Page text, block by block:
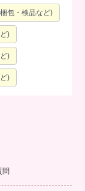
包・検品など)
)
)
)
問